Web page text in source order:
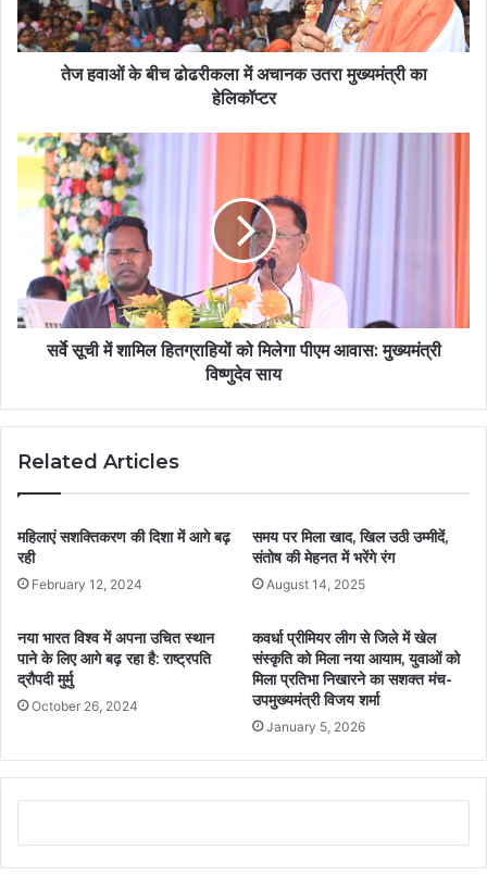
तेज हवाओं के बीच ढोढरीकला में अचानक उतरा मुख्यमंत्री का
हेलिकॉप्टर
सर्वे सूची में शामिल हितग्राहियों को मिलेगा पीएम आवास: मुख्यमंत्री
विष्णुदेव साय
Related Articles
महिलाएं सशक्तिकरण की दिशा में आगे बढ़
रही
February 12, 2024
समय पर मिला खाद, खिल उठी उम्मीदें,
संतोष की मेहनत में भरेंगे रंग
August 14, 2025
नया भारत विश्व में अपना उचित स्थान
पाने के लिए आगे बढ़ रहा है: राष्ट्रपति
द्रौपदी मुर्मु
October 26, 2024
कवर्धा प्रीमियर लीग से जिले में खेल
संस्कृति को मिला नया आयाम, युवाओं को
मिला प्रतिभा निखारने का सशक्त मंच-
उपमुख्यमंत्री विजय शर्मा
January 5, 2026